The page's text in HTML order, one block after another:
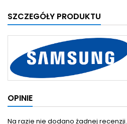
SZCZEGÓŁY PRODUKTU
OPINIE
Na razie nie dodano żadnej recenzji.